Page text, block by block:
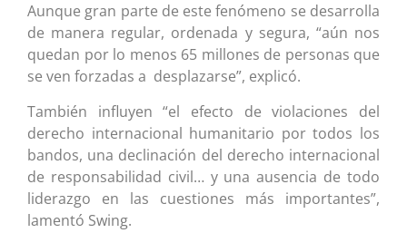
Aunque gran parte de este fenómeno se desarrolla
de manera regular, ordenada y segura, “aún nos
quedan por lo menos 65 millones de personas que
se ven forzadas a desplazarse”, explicó.
También influyen “el efecto de violaciones del
derecho internacional humanitario por todos los
bandos, una declinación del derecho internacional
de responsabilidad civil… y una ausencia de todo
liderazgo en las cuestiones más importantes”,
lamentó Swing.